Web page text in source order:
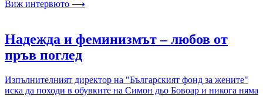
Виж интервюто ⟶
Надежда и феминизмът – любов от
пръв поглед
Изпълнителният директор на "Българският фонд за жените"
иска да походи в обувките на Симон дьо Бовоар и никога няма